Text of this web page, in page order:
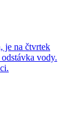
je na čtvrtek
vody.